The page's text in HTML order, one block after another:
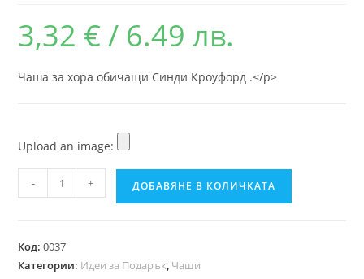
3,32 € / 6.49 лв.
Чаша за хора обичащи Синди Кроуфорд .</p>
Upload an image:
- + ДОБАВЯНЕ В КОЛИЧКАТА
Код:0037
Категории: Идеи за Подарък, Чаши